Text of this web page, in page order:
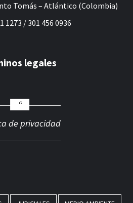
Tomás – Atlántico (Colombia)
1273 / 301 456 0936
legales
de privacidad